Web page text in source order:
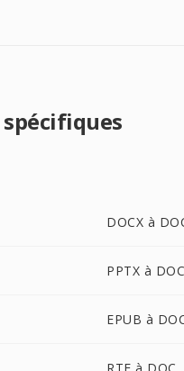
DOCX à
PPTX à DOC
EPUB à